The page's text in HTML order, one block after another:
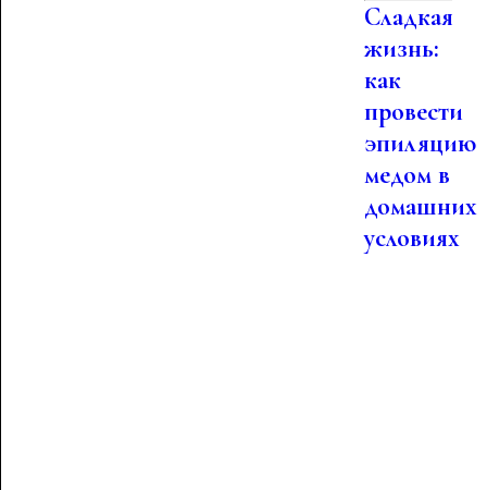
Сладкая
жизнь:
как
провести
эпиляцию
медом в
домашних
условиях